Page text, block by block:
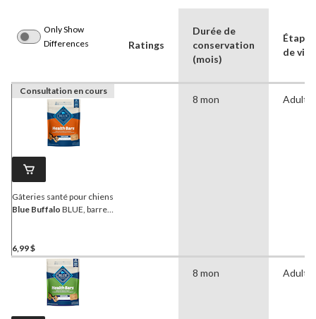
Only Show
Differences
Ratings
Durée de
conservation
(mois)
Étape
de vie
Consultation en cours
Gâteries santé pour chiens
Blue Buffalo BLUE, barres
6,99 $
8 mon Adulte
8 mon Adulte